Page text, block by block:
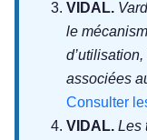
VIDAL.
le
associées
Consulter
VIDAL. Les